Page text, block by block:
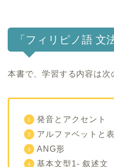
「フィリピノ語 文
本書で、学習する内容は次
発音とアクセント
アルファベットと
ANG形
基本文型1- 叙述文